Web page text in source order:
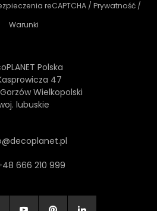
reCAPTCHA / Prywatność /
Warunki
Polska
47
Wielkopolski
lubuskie
666 210 999